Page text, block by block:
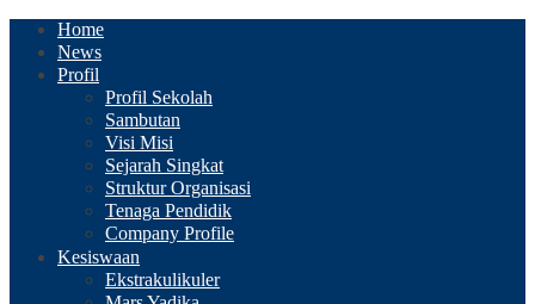
Home
News
Profil
Profil Sekolah
Sambutan
Visi Misi
Sejarah Singkat
Struktur Organisasi
Tenaga Pendidik
Company Profile
Kesiswaan
Ekstrakulikuler